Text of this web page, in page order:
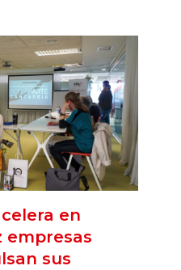
en
empresas
sus